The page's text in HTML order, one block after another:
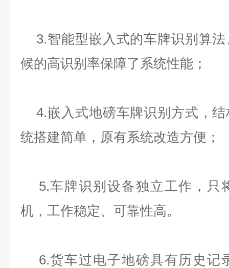
3.智能型嵌入式的车牌识别算法
候的高识别率保障了系统性能；
4.嵌入式地磅车牌识别方式，结
统搭建简单，原有系统改造方便；
5.车牌识别设备独立工作，只
机，工作稳定、可靠性高。
6.货车过电子地磅具有历史记